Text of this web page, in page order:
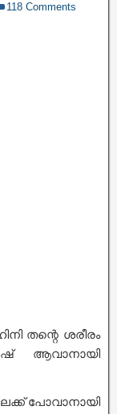
118 Comments
തന്റെ ശരീരം
ആവാനായി
പോവാനായി